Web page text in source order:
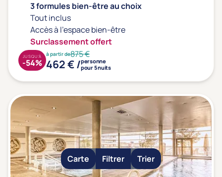
3 formules bien-être au choix
Tout inclus
Accès à l'espace bien-être
Surclassement offert
à partir de875 €
462 € /personne
pour 5 nuits
JUSQU'À
-54%
Carte Filtrer Trier